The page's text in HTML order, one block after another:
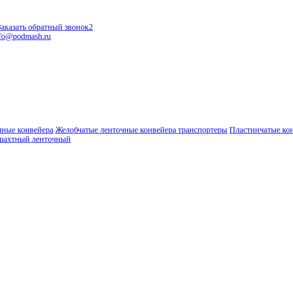
обратный звонок2
конвейера Желобчатые ленточные конвейера транспортеры Пластинчатые
ленточный